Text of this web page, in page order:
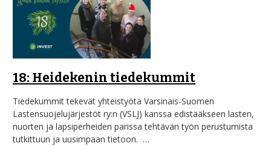
18: Heidekenin tiedekummit
Tiedekummit tekevät yhteistyötä Varsinais-Suomen
Lastensuojelujärjestöt ry:n (VSLJ) kanssa edistääkseen lasten,
nuorten ja lapsiperheiden parissa tehtävän työn perustumista
tutkittuun ja uusimpaan tietoon. …